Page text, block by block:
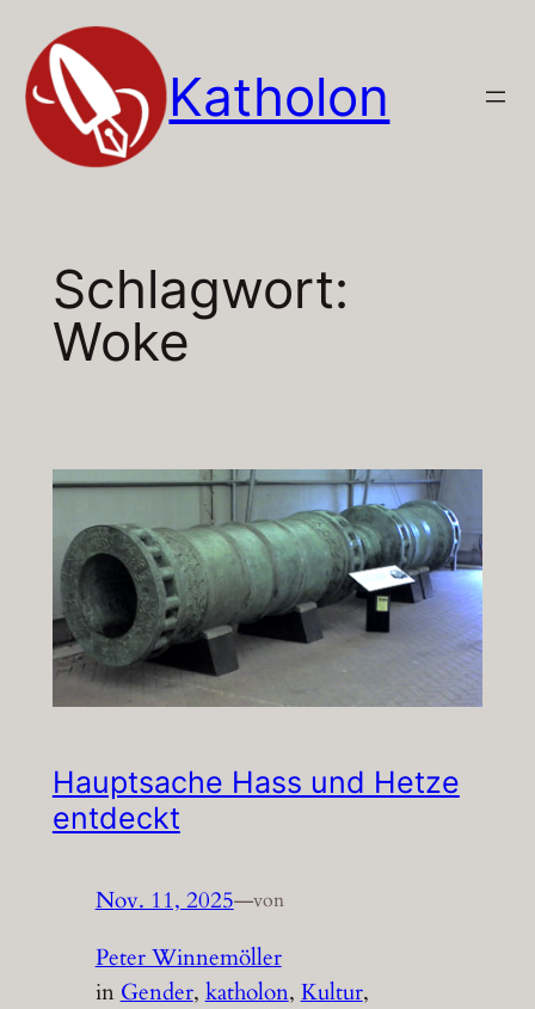
Inhalt
springen
Katholon
Schlagwort:
Woke
Hauptsache Hass und Hetze
entdeckt
Nov. 11, 2025—von
Peter Winnemöller
in Gender, katholon, Kultur